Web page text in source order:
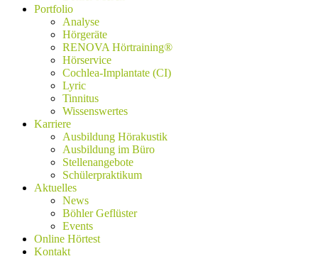
Portfolio
Analyse
Hörgeräte
RENOVA Hörtraining®
Hörservice
Cochlea-Implantate (CI)
Lyric
Tinnitus
Wissenswertes
Karriere
Ausbildung Hörakustik
Ausbildung im Büro
Stellenangebote
Schülerpraktikum
Aktuelles
News
Böhler Geflüster
Events
Online Hörtest
Kontakt